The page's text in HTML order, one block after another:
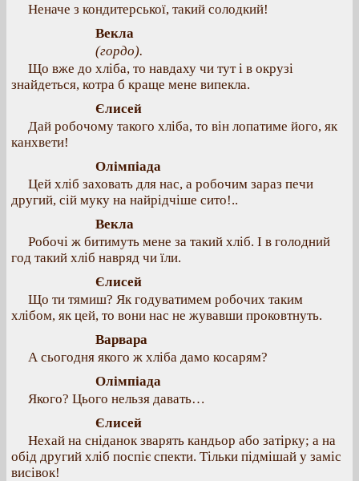
Неначе з кондитерської, такий солодкий!
Векла
(гордо).
Що вже до хліба, то навдаху чи тут і в окрузі
знайдеться, котра б краще мене випекла.
Єлисей
Дай робочому такого хліба, то він лопатиме його, як
канхвети!
Олімпіада
Цей хліб заховать для нас, а робочим зараз печи
другий, сій муку на найрідчіше сито!..
Векла
Робочі ж битимуть мене за такий хліб. І в голодний
год такий хліб навряд чи їли.
Єлисей
Що ти тямиш? Як годуватимем робочих таким
хлібом, як цей, то вони нас не жувавши проковтнуть.
Варвара
А сьогодня якого ж хліба дамо косарям?
Олімпіада
Якого? Цього нельзя давать…
Єлисей
Нехай на сніданок зварять кандьор або затірку; а на
обід другий хліб поспіє спекти. Тільки підмішай у заміс
висівок!